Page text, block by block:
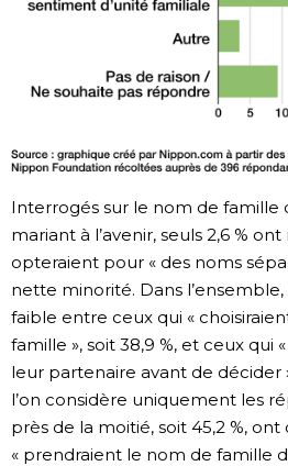
Interrogés sur le nom de famille
mariant à l’avenir, seuls 2,6 %
opteraient pour « des noms
nette minorité. Dans
faible entre ceux qui «
famille », soit 38,9 %, et ceux qui
leur partenaire avant de décider
l’on considère uniquement les
près de la moitié, soit 45,2 %, ont
« prendraient le nom de famille